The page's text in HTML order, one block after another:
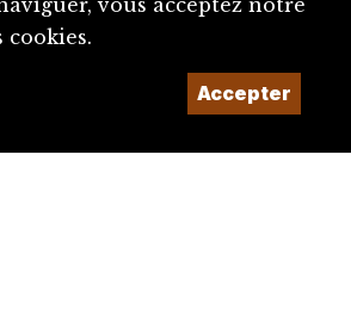
vous acceptez notre
Accepter